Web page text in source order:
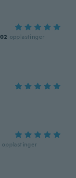
opplastinger
opplastinger